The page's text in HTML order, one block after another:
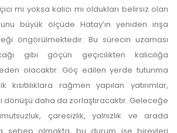
mi yoksa kalıcı mı oldukları belirsiz olan
büyük ölçüde Hatay’ın yeniden inşa
öngörülmektedir. Bu sürecin uzaması
gibi göçün geçicilikten kalıcılığa
olacaktır. Göç edilen yerde tutunma
rağmen yapılan yatırımlar,
daha da zorlaştıracaktır. Geleceğe
çaresizlik, yalnızlık ve arada